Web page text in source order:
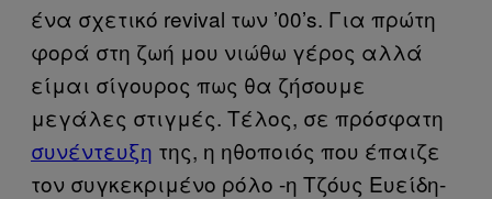
ένα σχετικό revival των ’00’s. Για πρώτη
φορά στη ζωή μου νιώθω γέρος αλλά
είμαι σίγουρος πως θα ζήσουμε
μεγάλες στιγμές. Τέλος, σε πρόσφατη
συνέντευξη της, η ηθοποιός που έπαιζε
τον συγκεκριμένο ρόλο -η Τζόυς Ευείδη-